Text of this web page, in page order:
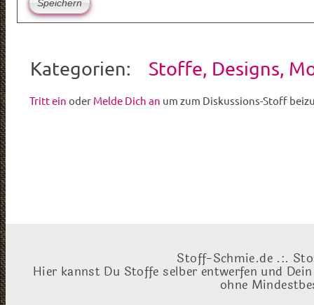
Kategorien: Stoffe, Designs,
Tritt ein oder Melde Dich an um zum Diskussions-Stoff
Stoff-Schmie.de .:.
Hier kannst Du Stoffe selber entwerfen und
ohne